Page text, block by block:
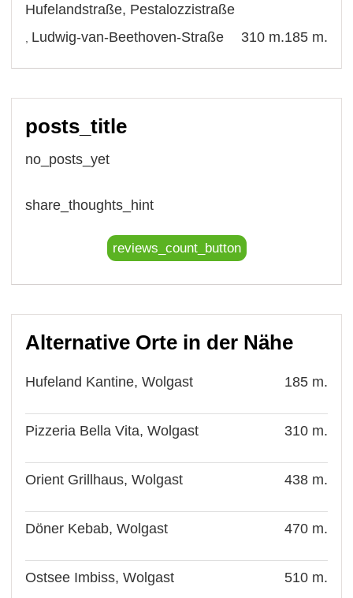
Hufelandstraße, Pestalozzistraße
185 m.
Ludwig-van-Beethoven-Straße 310 m.
posts_title
no_posts_yet
share_thoughts_hint
reviews_count_button
Alternative Orte in der Nähe
Hufeland Kantine, Wolgast 185 m.
Pizzeria Bella Vita, Wolgast 310 m.
Orient Grillhaus, Wolgast 438 m.
Döner Kebab, Wolgast 470 m.
Ostsee Imbiss, Wolgast 510 m.